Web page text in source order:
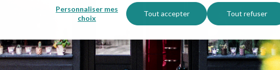
Personnaliser mes
choix
Tout accepter Tout refuser